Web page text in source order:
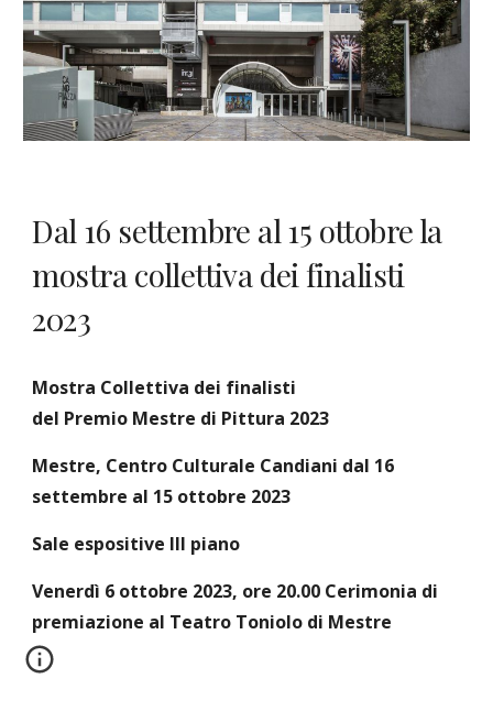
Dal 16 settembre al 15 ottobre la
mostra collettiva dei finalisti
2023
Mostra Collettiva dei finalisti
del Premio Mestre di Pittura 2023
Mestre, Centro Culturale Candiani dal 16
settembre al 15 ottobre 2023
Sale espositive III piano
Venerdì 6 ottobre 2023, ore 20.00 Cerimonia di
premiazione al Teatro Toniolo di Mestre